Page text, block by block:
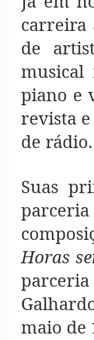
carreira
de
musical
piano e
revista
de rádio.
Suas
Horas
maio de